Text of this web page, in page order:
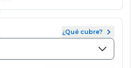
¿Qué cubre?